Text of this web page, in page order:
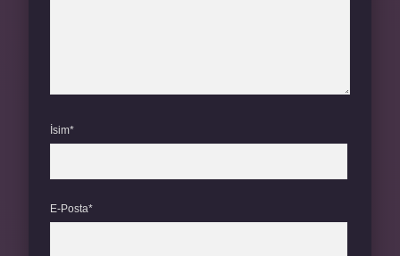
İsim*
E-Posta*